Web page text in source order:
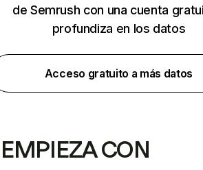
de Semrush con una cuenta
profundiza en los datos
Acceso gratuito a más datos
EMPIEZA CON